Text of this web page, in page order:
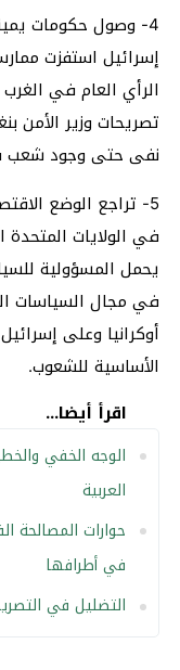
4- وصول حكومات
إسرائيل استفزت
الرأي العام في
تصريحات وزير الأمن
نفى حتى وجود شعب
5- تراجع الوضع
في الولايات المتحدة
يحمل المسؤولية
في مجال السياسات
أوكرانيا وعلى
الأساسية للشعوب.
اقرأ أيضا...
الوجه الخفي
العربية
حوارات المصالحة
في أطرافها
التضليل في